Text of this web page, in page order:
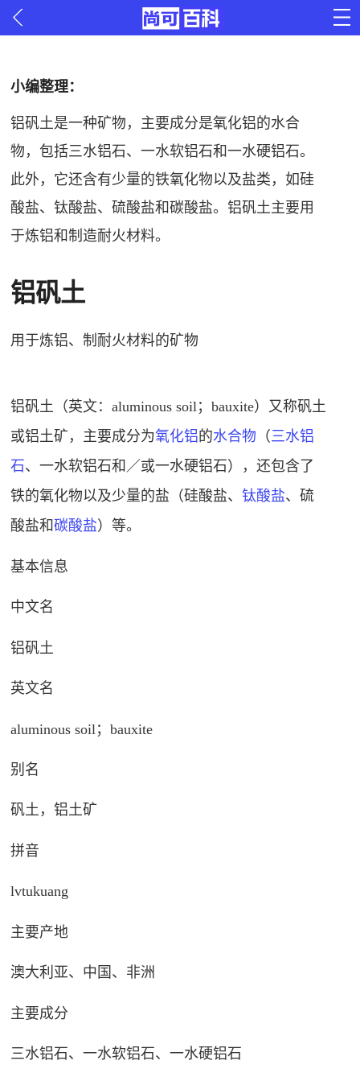
小编整理：
铝矾土是一种矿物，主要成分是氧化铝的水合
物，包括三水铝石、一水软铝石和一水硬铝石。
此外，它还含有少量的铁氧化物以及盐类，如硅
酸盐、钛酸盐、硫酸盐和碳酸盐。铝矾土主要用
于炼铝和制造耐火材料。
铝矾土
用于炼铝、制耐火材料的矿物
铝矾土（英文：aluminous soil；bauxite）又称矾土
或铝土矿，主要成分为氧化铝的水合物 （三水铝
石、一水软铝石和／或一水硬铝石 ），还包含了
铁的氧化物以及少量的盐（硅酸盐、钛酸盐、硫
酸盐和碳酸盐）等。
基本信息
中文名
铝矾土
英文名
aluminous soil；bauxite
别名
矾土，铝土矿
拼音
lvtukuang
主要产地
澳大利亚、中国、非洲
主要成分
三水铝石、一水软铝石、一水硬铝石